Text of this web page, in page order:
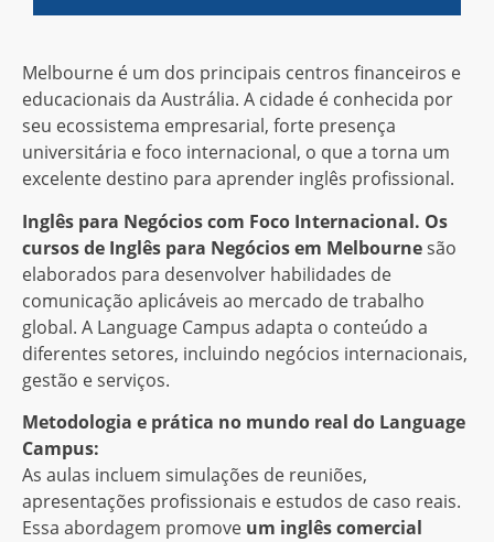
Melbourne é um dos principais centros financeiros e
educacionais da Austrália. A cidade é conhecida por
seu ecossistema empresarial, forte presença
universitária e foco internacional, o que a torna um
excelente destino para aprender inglês profissional.
Inglês para Negócios com Foco Internacional. Os
cursos de Inglês para Negócios em Melbournesão
elaborados para desenvolver habilidades de
comunicação aplicáveis ​​ao mercado de trabalho
global. A Language Campus adapta o conteúdo a
diferentes setores, incluindo negócios internacionais,
gestão e serviços.
Metodologia e prática no mundo real do Language
Campus:
As aulas incluem simulações de reuniões,
apresentações profissionais e estudos de caso reais.
Essa abordagem promove um inglês comercial